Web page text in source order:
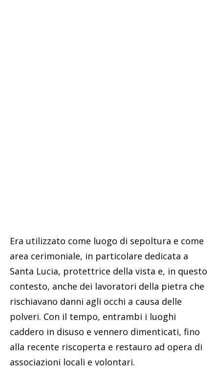
Era utilizzato come luogo di sepoltura e come
area cerimoniale, in particolare dedicata a
Santa Lucia, protettrice della vista e, in questo
contesto, anche dei lavoratori della pietra che
rischiavano danni agli occhi a causa delle
polveri. Con il tempo, entrambi i luoghi
caddero in disuso e vennero dimenticati, fino
alla recente riscoperta e restauro ad opera di
associazioni locali e volontari.